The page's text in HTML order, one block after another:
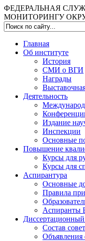
ФЕДЕРАЛЬНАЯ
МОНИТОРИНГУ
Главная
Об институте
История
СМИ о ВГИ
Награды
Деятельность
Издание
Инспекции
Основные
Повышение
Курсы для
Курсы для
Аспирантура
Основные
Правила
Аспиранты
Диссертационный
Состав
Объявления